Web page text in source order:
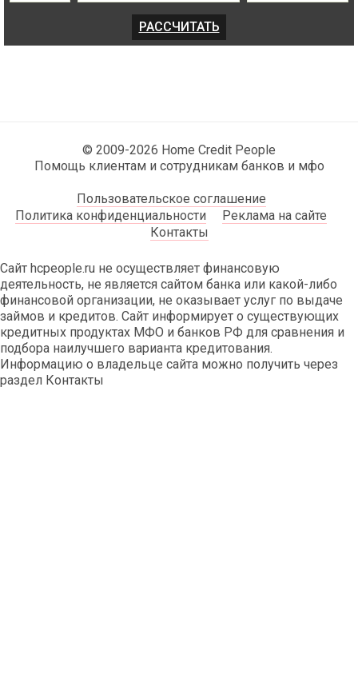
© 2009-2026 Home Credit People
Помощь клиентам и сотрудникам банков и мфо
Пользовательское соглашение
Политика конфиденциальности
Реклама на сайте
Контакты
Сайт hcpeople.ru не осуществляет финансовую
деятельность, не является сайтом банка или какой-либо
финансовой организации, не оказывает услуг по выдаче
займов и кредитов. Сайт информирует о существующих
кредитных продуктах МФО и банков РФ для сравнения и
подбора наилучшего варианта кредитования.
Информацию о владельце сайта можно получить через
раздел Контакты